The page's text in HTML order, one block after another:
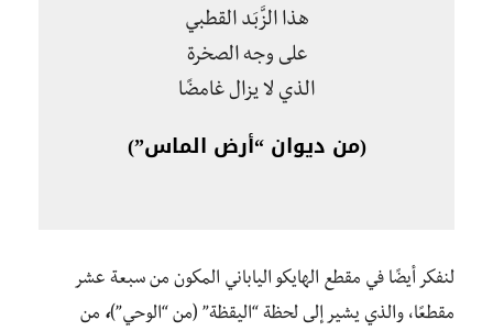
هذا الزَّبَد القطبي
على وجه الصخرة
الذي لا يزال غامضًا
(من ديوان “أرض الماس”)
لنفكر أيضًا في مقطع الهايكو الياباني المكون من سبعة عشر
مقطعًا، والذي يشير إلى لحظة “اليقظة” (من “الوحي”)، من